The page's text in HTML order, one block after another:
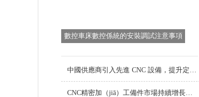
數控車床數控係統的安裝調試注意事項
中國供應商引入先進 CNC 設備，提升定製金屬零件品質
CNC精密加（jiā）工備件市場持續增長（zhǎng），技術創新引領行業未來